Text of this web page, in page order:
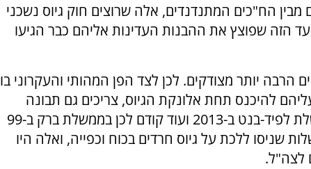
מבין הח"כים המתנדנדים, אלה שרוצים חוק גיוס נשכני
הזה שפוצץ את ההבנות העדינות אליהם כבר הגיעו
הרבה יותר מצודקים. לכן לצד הפן המהותי והעקרוני בו
להיכנס תחת אלונקת הגיוס, צריכים גם תבונה
פוליטית. אחרת יקרה שוב מה שקרה בממשלת לפיד-בנט ב-2013 ועוד קודם לכן בממשלת ברק ב-99
ב-2003. אלה היו ממשלות שניסו ללכת על גיוס חרדים בכוח וכפייה, ואלה היו
לצה"ל.